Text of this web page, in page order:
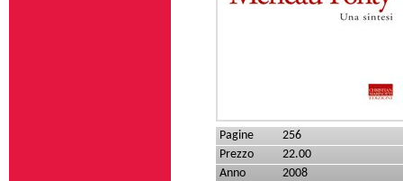
Pagine
256
Prezzo
22.00
Anno
2008